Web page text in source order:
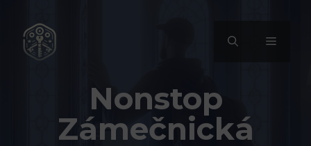
obsah
MENU
Nonstop
Zámečnická